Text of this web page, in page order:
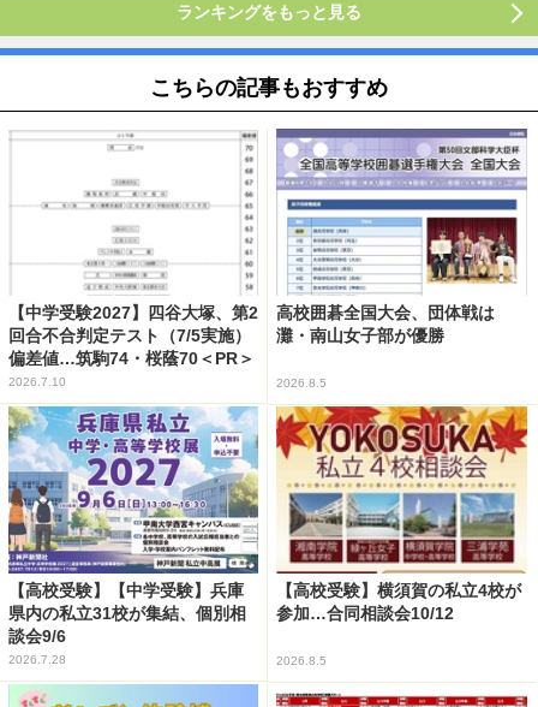
ランキングをもっと見る
こちらの記事もおすすめ
【中学受験2027】四谷大塚、第2
回合不合判定テスト（7/5実施）
偏差値…筑駒74・桜蔭70＜PR＞
2026.7.10
高校囲碁全国大会、団体戦は
灘・南山女子部が優勝
2026.8.5
【高校受験】【中学受験】兵庫
県内の私立31校が集結、個別相
談会9/6
2026.7.28
【高校受験】横須賀の私立4校が
参加…合同相談会10/12
2026.8.5